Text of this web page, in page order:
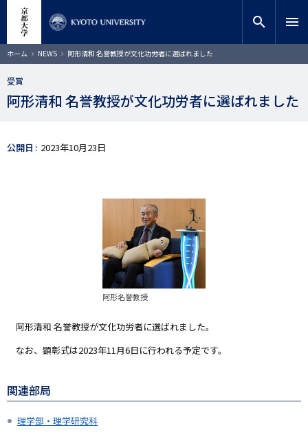
コ
ン
テ
ン
動
サイト内検索 search menu
ホーム NEWS 阿形清和 名誉教授が文化功労者に選ばれました
受賞
阿形清和 名誉教授が文化功労者に選ばれました
公開日 2023年10月23日
阿形名誉教授
阿形清和 名誉教授が文化功労者に選ばれました。
なお、顕彰式は2023年11月6日に行われる予定です。
関連部局
理学部・理学研究科